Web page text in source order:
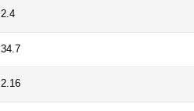
2.4
34.7
2.16